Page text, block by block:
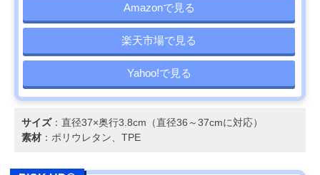
Amazonで見る
楽天市場で見る
Yahoo!で見る
サイズ：直径37×奥行3.8cm（直径36～37cmに対応）
素材 ：ポリウレタン、TPE